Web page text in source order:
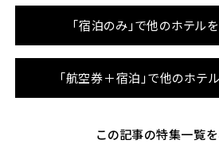
「宿泊のみ」で他のホテル
「航空券＋宿泊」で他のホテ
この記事の特集一覧